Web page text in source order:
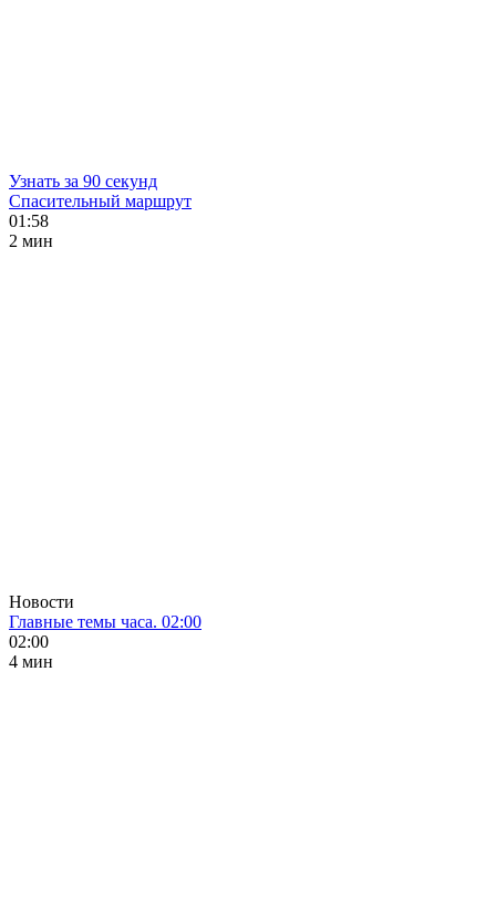
Узнать за 90 секунд
Спасительный маршрут
01:58
2 мин
Новости
Главные темы часа. 02:00
02:00
4 мин